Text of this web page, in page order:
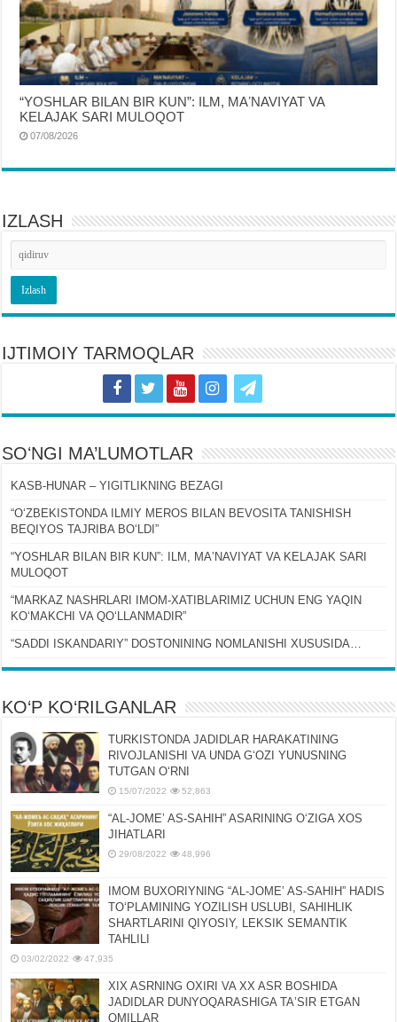
“YOSHLAR BILAN BIR KUN”: ILM, MAʼNAVIYAT VA
KELAJAK SARI MULOQOT
07/08/2026
IZLASH
IJTIMOIY TARMOQLAR
SOʻNGI MA’LUMOTLAR
KASB-HUNAR – YIGITLIKNING BEZAGI
“OʻZBEKISTONDA ILMIY MEROS BILAN BEVOSITA TANISHISH
BEQIYOS TAJRIBA BOʻLDI”
“YOSHLAR BILAN BIR KUN”: ILM, MAʼNAVIYAT VA KELAJAK SARI
MULOQOT
“MARKAZ NASHRLARI IMOM-XATIBLARIMIZ UCHUN ENG YAQIN
KOʻMAKCHI VA QOʻLLANMADIR”
“SADDI ISKANDARIY” DOSTONINING NOMLANISHI XUSUSIDA…
KO‘P KO‘RILGANLAR
TURKISTONDA JADIDLAR HARAKATINING
RIVOJLANISHI VA UNDA GʻOZI YUNUSNING
TUTGAN OʻRNI
15/07/2022 52,863
“AL-JOMEʼ AS-SAHIH” ASARINING OʻZIGA XOS
JIHATLARI
29/08/2022 48,996
IMOM BUXORIYNING “AL-JOMEʼ AS-SAHIH” HADIS
TOʻPLAMINING YOZILISH USLUBI, SAHIHLIK
SHARTLARINI QIYOSIY, LЕKSIK SЕMANTIK
TAHLILI
03/02/2022 47,935
XIX ASRNING OXIRI VA XX ASR BOSHIDA
JADIDLAR DUNYOQARASHIGA TAʼSIR ETGAN
OMILLAR